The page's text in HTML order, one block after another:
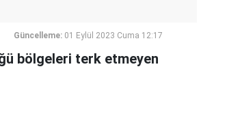
Güncelleme: 01 Eylül 2023 Cuma 12:17
bölgeleri terk etmeyen